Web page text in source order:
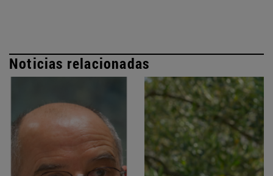
Noticias relacionadas